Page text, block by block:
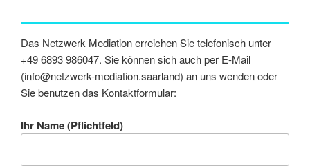
Das Netzwerk Mediation erreichen Sie telefonisch unter
+49 6893 986047. Sie können sich auch per E-Mail
(info@netzwerk-mediation.saarland) an uns wenden oder
Sie benutzen das Kontaktformular:
Ihr Name (Pflichtfeld)